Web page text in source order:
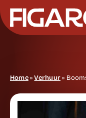
Home»Verhuur»